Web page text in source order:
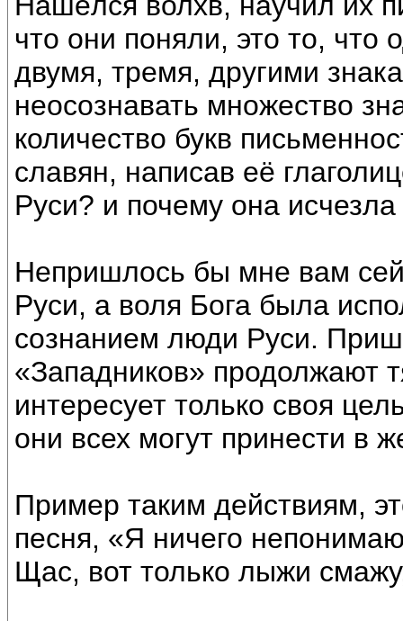
что они поняли, это то, что
двумя, тремя, другими
неосознавать множество
количество букв
славян, написав её
Руси? и почему она
Непришлось бы мне вам
Руси, а воля Бога была
сознанием люди Руси.
«Западников» продолжают
интересует только своя
они всех могут принести в
Пример таким действиям,
песня, «Я ничего
Щас, вот только лыжи